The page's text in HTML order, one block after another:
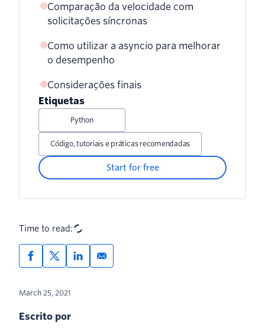
Comparação da velocidade com
solicitações síncronas
Como utilizar a asyncio para melhorar
o desempenho
Considerações finais
Etiquetas
Python
Código, tutoriais e práticas recomendadas
Start for free
Time to read:
March 25, 2021
Escrito por